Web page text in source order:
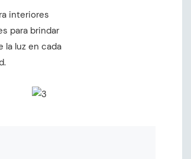
interiores
para brindar
la luz en cada